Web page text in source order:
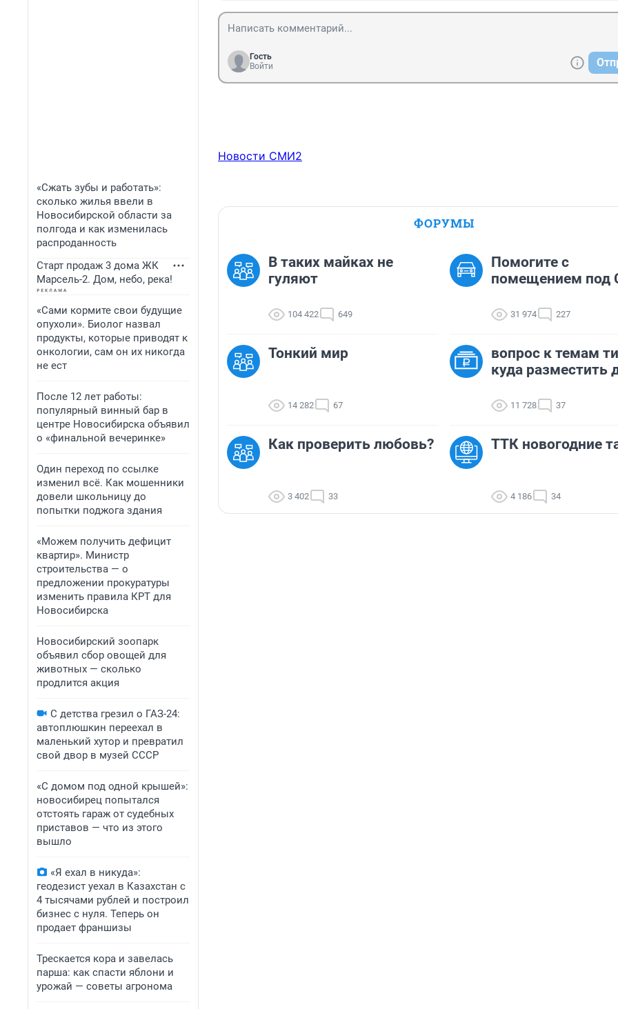
«Сжать зубы и работать»:
сколько жилья ввели в
Новосибирской области за
полгода и как изменилась
распроданность
Старт продаж 3 дома ЖК
Марсель-2. Дом, небо, река!
«Сами кормите свои будущие
опухоли». Биолог назвал
продукты, которые приводят к
онкологии, сам он их никогда
не ест
После 12 лет работы:
популярный винный бар в
центре Новосибирска объявил
о «финальной вечеринке»
Один переход по ссылке
изменил всё. Как мошенники
довели школьницу до
попытки поджога здания
«Можем получить дефицит
квартир». Министр
строительства — о
предложении прокуратуры
изменить правила КРТ для
Новосибирска
Новосибирский зоопарк
объявил сбор овощей для
животных — сколько
продлится акция
С детства грезил о ГАЗ-24:
автоплюшкин переехал в
маленький хутор и превратил
свой двор в музей СССР
«С домом под одной крышей»:
новосибирец попытался
отстоять гараж от судебных
приставов — что из этого
вышло
«Я ехал в никуда»:
геодезист уехал в Казахстан с
4 тысячами рублей и построил
бизнес с нуля. Теперь он
продает франшизы
Трескается кора и завелась
парша: как спасти яблони и
урожай — советы агронома
Гость
Войти
Новости СМИ2
ФОРУМЫ
В таких майках не
гуляют
104 422 649
Помогите с
помещением под
31 974 227
Тонкий мир
14 282 67
вопрос к темам
куда разместить
11 728 37
Как проверить любовь?
3 402 33
ТТК новогодние
4 186 34